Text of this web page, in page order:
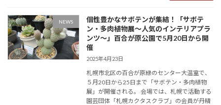
NEWS
個性豊かなサボテンが集結！「サボテ
ン・多肉植物展～人気のインテリアプラ
ンツ～」百合が原公園で5月20日から開
催
2025年4月23日
札幌市北区の百合が原緑のセンター大温室で、
５月20日から25日まで「サボテン・多肉植物
展」が開催される。 会場では、札幌で活動する
園芸団体「札幌カクタスクラブ」の会員が丹精